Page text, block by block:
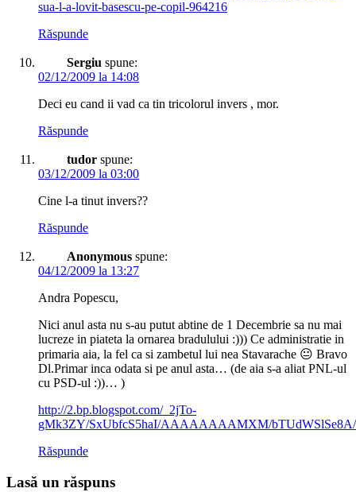
sua-l-a-lovit-basescu-pe-copil-964216
Răspunde
Sergiu spune:
02/12/2009 la 14:08
Deci eu cand ii vad ca tin tricolorul invers , mor.
Răspunde
tudor spune:
03/12/2009 la 03:00
Cine l-a tinut invers??
Răspunde
Anonymous spune:
04/12/2009 la 13:27
Andra Popescu,
Nici anul asta nu s-au putut abtine de 1 Decembrie sa nu mai
lucreze in piateta la ornarea bradulului :))) Ce administratie in
primaria aia, la fel ca si zambetul lui nea Stavarache 😐 Bravo
Dl.Primar inca odata si pe anul asta… (de aia s-a aliat PNL-ul
cu PSD-ul :))… )
http://2.bp.blogspot.com/_2jTo-
gMk3ZY/SxUbfcS5haI/AAAAAAAAMXM/bTUdWSlSe8A/
Răspunde
Lasă un răspuns